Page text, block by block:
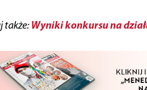
także:Wyniki konkursu na